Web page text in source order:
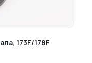
173F/178F